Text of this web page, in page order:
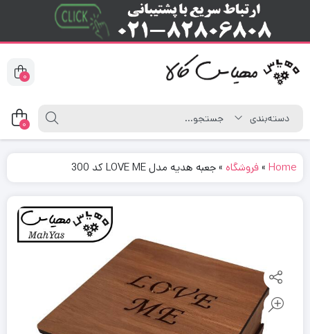
0
0
Home
»فروشگاه »جعبه هدیه مدل LOVE ME کد 300